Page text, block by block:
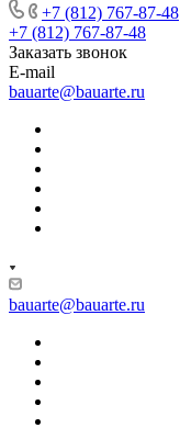
+7 (812) 767-87-48
+7 (812) 767-87-48
Заказать звонок
E-mail
bauarte@bauarte.ru
bauarte@bauarte.ru